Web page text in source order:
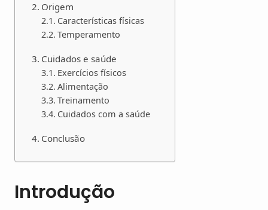
Origem
Características físicas
Temperamento
Cuidados e saúde
Exercícios físicos
Alimentação
Treinamento
Cuidados com a saúde
Conclusão
Introdução